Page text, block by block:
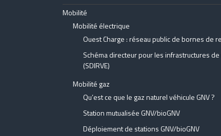
Mobilité
Mobilité électrique
Ouest Charge : réseau public de bornes de
Schéma directeur pour les infrastructures
(SDIRVE)
Mobilité gaz
Qu’est ce que le gaz naturel véhicule GNV ?
Station mutualisée GNV/bioGNV
Déploiement de stations GNV/bioGNV